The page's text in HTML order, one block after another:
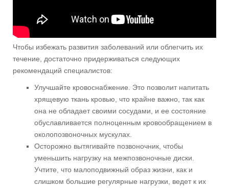
Чтобы избежать развития заболеваний или облегчить их
течение, достаточно придерживаться следующих
рекомендаций специалистов:
Улучшайте кровоснабжение. Это позволит напитать
хрящевую ткань кровью, что крайне важно, так как
она не обладает своими сосудами, и ее состояние
обуславливается полноценным кровообращением в
околопозвоночных мускулах.
Осторожно вытягивайте позвоночник, чтобы
уменьшить нагрузку на межпозвоночные диски.
Учтите, что малоподвижный образ жизни, как и
слишком большие регулярные нагрузки, ведет к их